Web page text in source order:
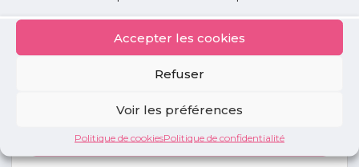
Accepter les cookies
Refuser
Voir les préférences
Politique de cookiesPolitique de confidentialité
annonces
Voir toutes les annonces